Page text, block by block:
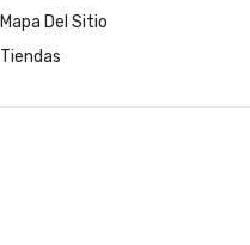
Mapa Del Sitio
Tiendas